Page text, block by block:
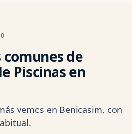
de
Piscinas en
vemos en Benicasim, con